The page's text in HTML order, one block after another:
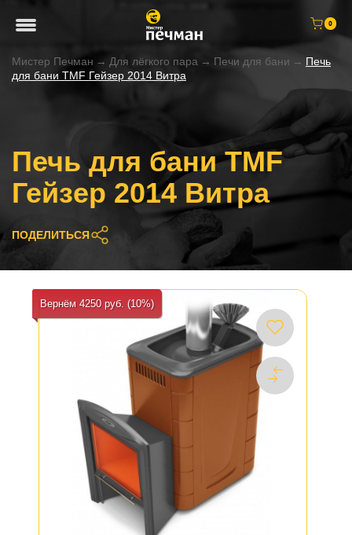
0
Мистер Печман → Для лёгкого пара → Печи для бани → Печь
для бани TMF Гейзер 2014 Витра
Печь для бани TMF
Гейзер 2014 Витра
ПОДЕЛИТЬСЯ
Вернём 4250 руб. (10%)